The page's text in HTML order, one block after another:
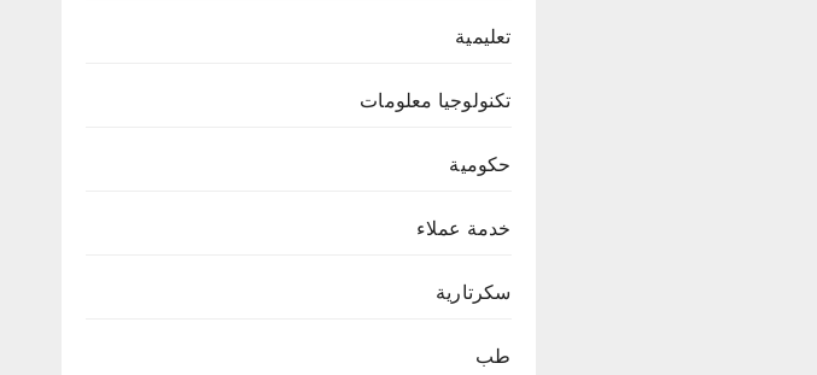
تعليمية
تكنولوجيا معلومات
حكومية
خدمة عملاء
سكرتارية
طب